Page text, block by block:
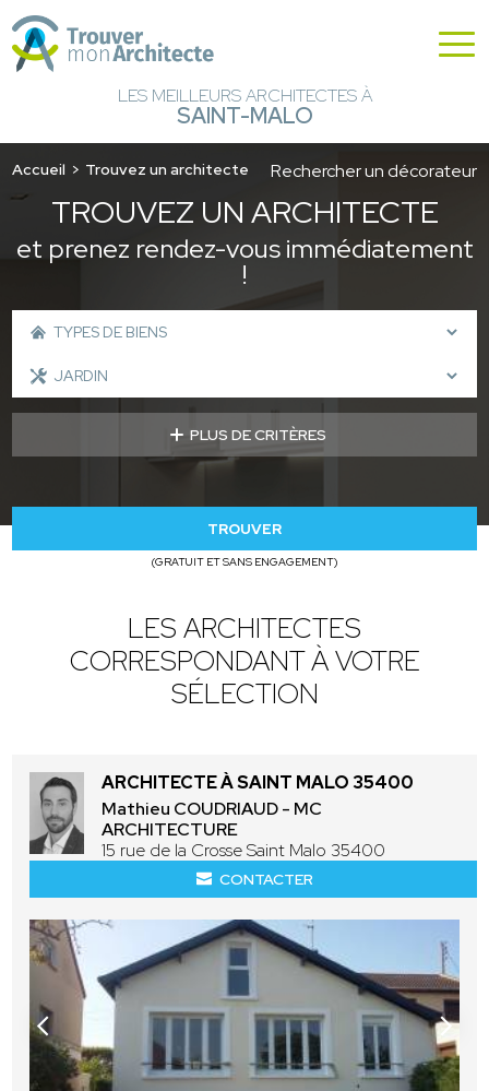
LES MEILLEURS ARCHITECTES À
SAINT-MALO
Accueil Trouvez un architecte Rechercher un décorateur
TROUVEZ UN ARCHITECTE
et prenez rendez-vous immédiatement
!
PLUS DE CRITÈRES
TROUVER
(GRATUIT ET SANS ENGAGEMENT)
LES ARCHITECTES
CORRESPONDANT À VOTRE
SÉLECTION
ARCHITECTE À SAINT MALO 35400
Mathieu COUDRIAUD - MC
ARCHITECTURE
15 rue de la Crosse Saint Malo 35400
CONTACTER